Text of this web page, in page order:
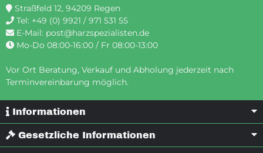
Straßfeld 12, 94209 Regen
Tel: +49 (0) 9921 / 971 531 55
E-Mail: post@harzspezialisten.de
Mo-Do 08:00-16:00 / Fr 08:00-13:00
Vor Ort Beratung, Verkauf und Abholung jederzeit nach
Terminvereinbarung möglich.
Informationen
Gesetzliche Informationen